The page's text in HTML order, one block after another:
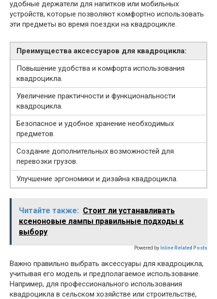
удобные держатели для напитков или мобильных
устройств, которые позволяют комфортно использовать
эти предметы во время поездки на квадроцикле.
Преимущества аксессуаров для квадроцикла:
Повышение удобства и комфорта использования
квадроцикла.
Увеличение практичности и функциональности
квадроцикла.
Безопасное и удобное хранение необходимых
предметов.
Создание дополнительных возможностей для
перевозки грузов.
Улучшение эргономики и дизайна квадроцикла.
Читайте также: Стоит ли устанавливать
ксеноновые лампы правильные подходы к
выбору
Powered by Inline Related Posts
Важно правильно выбрать аксессуары для квадроцикла,
учитывая его модель и предполагаемое использование.
Например, для профессионального использования
квадроцикла в сельском хозяйстве или строительстве,